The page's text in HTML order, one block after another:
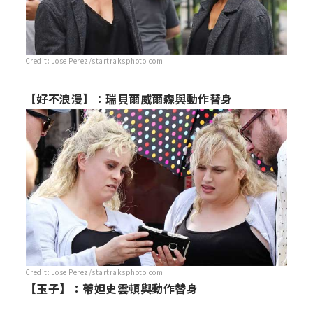
Credit: Jose Perez/startraksphoto.com
【好不浪漫】：瑞貝爾威爾森與動作替身
Credit: Jose Perez/startraksphoto.com
【玉子】：蒂妲史雲頓與動作替身